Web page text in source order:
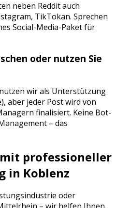
neben Redditauch
TikTokan. Sprechen
Social-Media-Paket für
oder nutzen Sie
wir als Unterstützung
aber jeder Post wird von
finalisiert. Keine Bot-
– das
professioneller
in Koblenz
oder